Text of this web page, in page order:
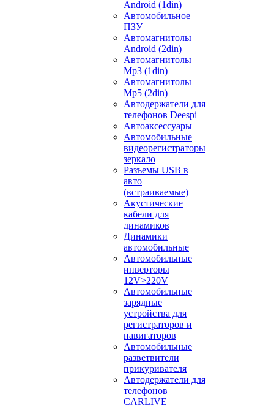
Android (1din)
Автомобильное
ПЗУ
Автомагнитолы
Android (2din)
Автомагнитолы
Mp3 (1din)
Автомагнитолы
Mp5 (2din)
Автодержатели для
телефонов Deespi
Автоаксессуары
Автомобильные
видеорегистраторы
зеркало
Разъемы USB в
авто
(встраиваемые)
Акустические
кабели для
динамиков
Динамики
автомобильные
Автомобильные
инверторы
12V>220V
Автомобильные
зарядные
устройства для
регистраторов и
навигаторов
Автомобильные
разветвители
прикуривателя
Автодержатели для
телефонов
CARLIVE